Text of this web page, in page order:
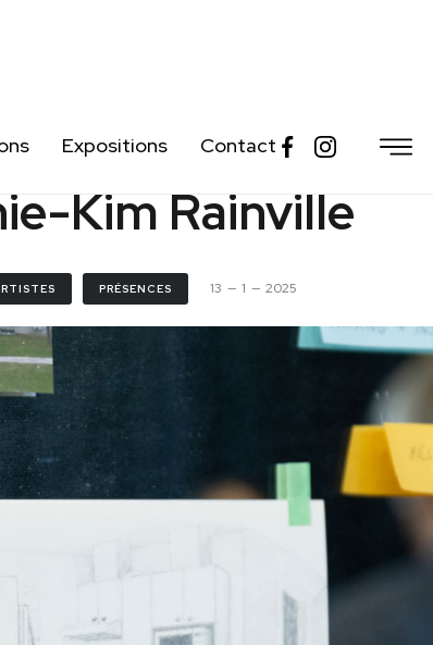
Expositions Contact
Kim Rainville
PRÉSENCES 13 — 1 — 2025